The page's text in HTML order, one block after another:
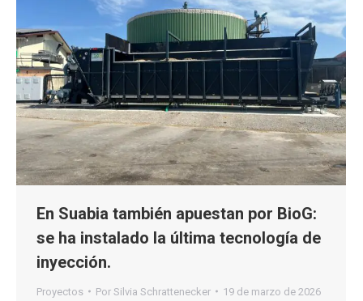
En Suabia también apuestan por BioG:
se ha instalado la última tecnología de
inyección.
Proyectos Por Silvia Schrattenecker 19 de marzo de 2026